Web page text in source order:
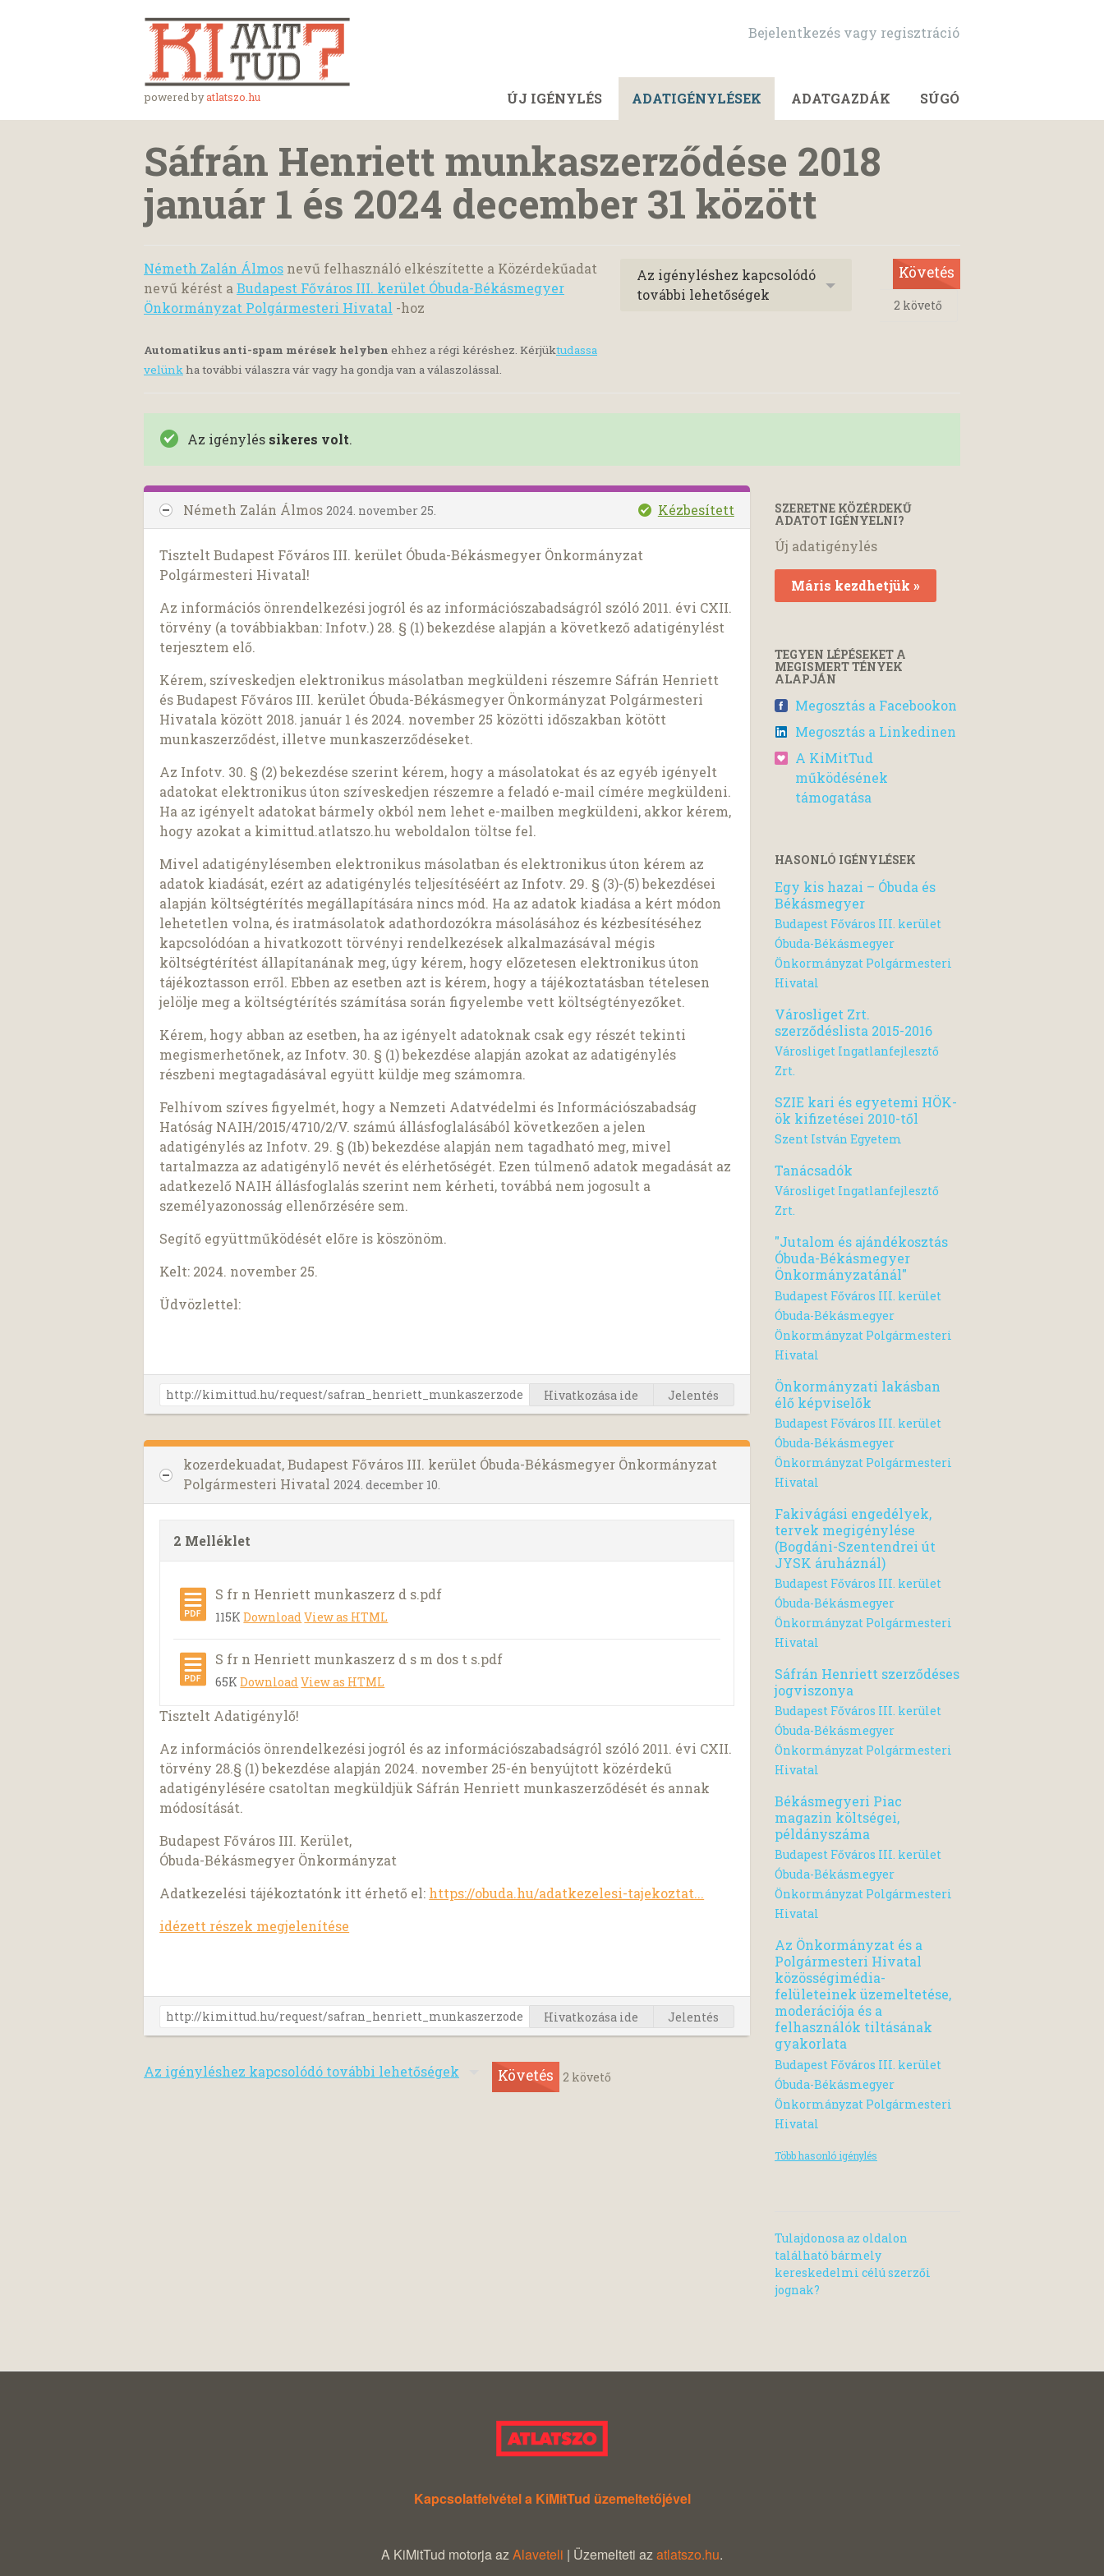
powered byatlatszo.hu
Bejelentkezés vagy regisztráció
ÚJ IGÉNYLÉS ADATIGÉNYLÉSEK ADATGAZDÁK SÚGÓ
Sáfrán Henriett munkaszerződése 2018
január 1 és 2024 december 31 között
Németh Zalán Álmos nevű felhasználó elkészítette a Közérdekűadat
nevű kérést a Budapest Főváros III. kerület Óbuda-Békásmegyer
Önkormányzat Polgármesteri Hivatal -hoz
Automatikus anti-spam mérések helyben ehhez a régi kéréshez. Kérjüktudassa
velünkha további válaszra vár vagy ha gondja van a válaszolással.
Az igényléshez kapcsolódó
további lehetőségek
Követés
2 követő
Az igénylés sikeres volt.
Németh Zalán Álmos 2024. november 25. Kézbesített
Tisztelt Budapest Főváros III. kerület Óbuda-Békásmegyer Önkormányzat
Polgármesteri Hivatal!
Az információs önrendelkezési jogról és az információszabadságról szóló 2011. évi CXII.
törvény (a továbbiakban: Infotv.) 28. § (1) bekezdése alapján a következő adatigénylést
terjesztem elő.
Kérem, szíveskedjen elektronikus másolatban megküldeni részemre Sáfrán Henriett
és Budapest Főváros III. kerület Óbuda-Békásmegyer Önkormányzat Polgármesteri
Hivatala között 2018. január 1 és 2024. november 25 közötti időszakban kötött
munkaszerződést, illetve munkaszerződéseket.
Az Infotv. 30. § (2) bekezdése szerint kérem, hogy a másolatokat és az egyéb igényelt
adatokat elektronikus úton szíveskedjen részemre a feladó e-mail címére megküldeni.
Ha az igényelt adatokat bármely okból nem lehet e-mailben megküldeni, akkor kérem,
hogy azokat a kimittud.atlatszo.hu weboldalon töltse fel.
Mivel adatigénylésemben elektronikus másolatban és elektronikus úton kérem az
adatok kiadását, ezért az adatigénylés teljesítéséért az Infotv. 29. § (3)-(5) bekezdései
alapján költségtérítés megállapítására nincs mód. Ha az adatok kiadása a kért módon
lehetetlen volna, és iratmásolatok adathordozókra másolásához és kézbesítéséhez
kapcsolódóan a hivatkozott törvényi rendelkezések alkalmazásával mégis
költségtérítést állapítanának meg, úgy kérem, hogy előzetesen elektronikus úton
tájékoztasson erről. Ebben az esetben azt is kérem, hogy a tájékoztatásban tételesen
jelölje meg a költségtérítés számítása során figyelembe vett költségtényezőket.
Kérem, hogy abban az esetben, ha az igényelt adatoknak csak egy részét tekinti
megismerhetőnek, az Infotv. 30. § (1) bekezdése alapján azokat az adatigénylés
részbeni megtagadásával együtt küldje meg számomra.
Felhívom szíves figyelmét, hogy a Nemzeti Adatvédelmi és Információszabadság
Hatóság NAIH/2015/4710/2/V. számú állásfoglalásából következően a jelen
adatigénylés az Infotv. 29. § (1b) bekezdése alapján nem tagadható meg, mivel
tartalmazza az adatigénylő nevét és elérhetőségét. Ezen túlmenő adatok megadását az
adatkezelő NAIH állásfoglalás szerint nem kérheti, továbbá nem jogosult a
személyazonosság ellenőrzésére sem.
Segítő együttműködését előre is köszönöm.
Kelt: 2024. november 25.
Üdvözlettel:
Hivatkozása ide Jelentés
kozerdekuadat, Budapest Főváros III. kerület Óbuda-Békásmegyer Önkormányzat
Polgármesteri Hivatal 2024. december 10.
2 Melléklet
S fr n Henriett munkaszerz d s.pdf
115KDownload View as HTML
S fr n Henriett munkaszerz d s m dos t s.pdf
65KDownload View as HTML
Tisztelt Adatigénylő!
Az információs önrendelkezési jogról és az információszabadságról szóló 2011. évi CXII.
törvény 28.§ (1) bekezdése alapján 2024. november 25-én benyújtott közérdekű
adatigénylésére csatoltan megküldjük Sáfrán Henriett munkaszerződését és annak
módosítását.
Budapest Főváros III. Kerület,
Óbuda-Békásmegyer Önkormányzat
Adatkezelési tájékoztatónk itt érhető el: https://obuda.hu/adatkezelesi-tajekoztat...
idézett részek megjelenítése
Hivatkozása ide Jelentés
Az igényléshez kapcsolódó további lehetőségek Követés 2 követő
SZERETNE KÖZÉRDEKŰ
ADATOT IGÉNYELNI?
Új adatigénylés
Máris kezdhetjük »
TEGYEN LÉPÉSEKET A
MEGISMERT TÉNYEK
ALAPJÁN
Megosztás a Facebookon
Megosztás a Linkedinen
A KiMitTud
működésének
támogatása
HASONLÓ IGÉNYLÉSEK
Egy kis hazai – Óbuda és
Békásmegyer
Budapest Főváros III. kerület
Óbuda-Békásmegyer
Önkormányzat Polgármesteri
Hivatal
Városliget Zrt.
szerződéslista 2015-2016
Városliget Ingatlanfejlesztő
Zrt.
SZIE kari és egyetemi HÖK-
ök kifizetései 2010-től
Szent István Egyetem
Tanácsadók
Városliget Ingatlanfejlesztő
Zrt.
"Jutalom és ajándékosztás
Óbuda-Békásmegyer
Önkormányzatánál"
Budapest Főváros III. kerület
Óbuda-Békásmegyer
Önkormányzat Polgármesteri
Hivatal
Önkormányzati lakásban
élő képviselők
Budapest Főváros III. kerület
Óbuda-Békásmegyer
Önkormányzat Polgármesteri
Hivatal
Fakivágási engedélyek,
tervek megigénylése
(Bogdáni-Szentendrei út
JYSK áruháznál)
Budapest Főváros III. kerület
Óbuda-Békásmegyer
Önkormányzat Polgármesteri
Hivatal
Sáfrán Henriett szerződéses
jogviszonya
Budapest Főváros III. kerület
Óbuda-Békásmegyer
Önkormányzat Polgármesteri
Hivatal
Békásmegyeri Piac
magazin költségei,
példányszáma
Budapest Főváros III. kerület
Óbuda-Békásmegyer
Önkormányzat Polgármesteri
Hivatal
Az Önkormányzat és a
Polgármesteri Hivatal
közösségimédia-
felületeinek üzemeltetése,
moderációja és a
felhasználók tiltásának
gyakorlata
Budapest Főváros III. kerület
Óbuda-Békásmegyer
Önkormányzat Polgármesteri
Hivatal
Több hasonló igénylés
Tulajdonosa az oldalon
található bármely
kereskedelmi célú szerzői
jognak?
Kapcsolatfelvétel a KiMitTud üzemeltetőjével
A KiMitTud motorja azAlaveteli | Üzemelteti azatlatszo.hu.